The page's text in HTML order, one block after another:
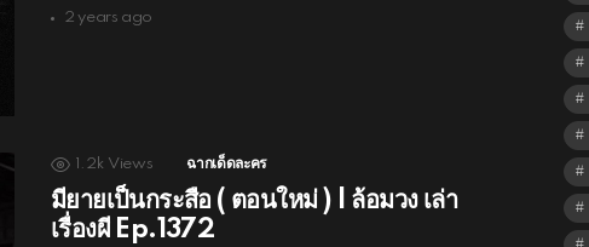
2 years ago
1.2k Views ฉากเด็ดละคร
มียายเป็นกระสือ ( ตอนใหม่ ) | ล้อมวง เล่า
เรื่องผี Ep.1372